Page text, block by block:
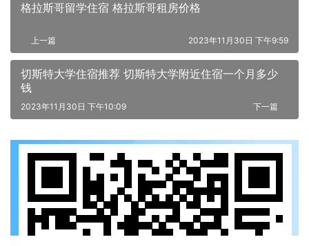
格拉斯哥留学住宿 格拉斯哥租房价格
上一篇 2023年11月30日 下午9:59
切斯特大学住宿推荐 切斯特大学附近住宿一个月多少
钱
下一篇
2023年11月30日 下午10:09